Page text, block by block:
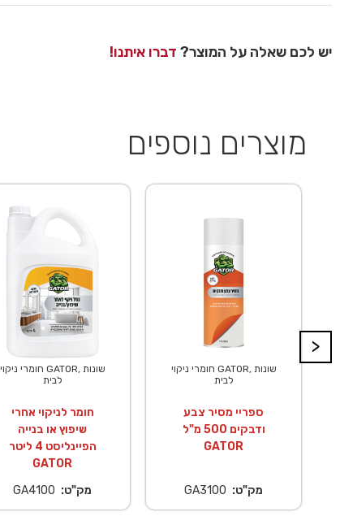
יש לכם שאלה על המוצר? דברו איתנו!
מוצרים נוספים
>
חומרי ניקוי GATOR, שונות
לבית
ספריי מסיר צבע
ודבקים 500 מ"ל
GATOR
מק"ט: GA3100
חומרי ניקוי GATOR, שונות
לבית
חומר לניקוי אחרי
שיפוץ או בנייה
הפיינליסט 4 ליטר
GATOR
מק"ט: GA4100